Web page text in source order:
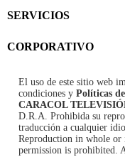
SERVICIOS
CORPORATIVO
El uso de este sitio web
condiciones y Políticas
CARACOL
D.R.A. Prohibida su
traducción a cualquier
Reproduction in whole
permission is prohibited.